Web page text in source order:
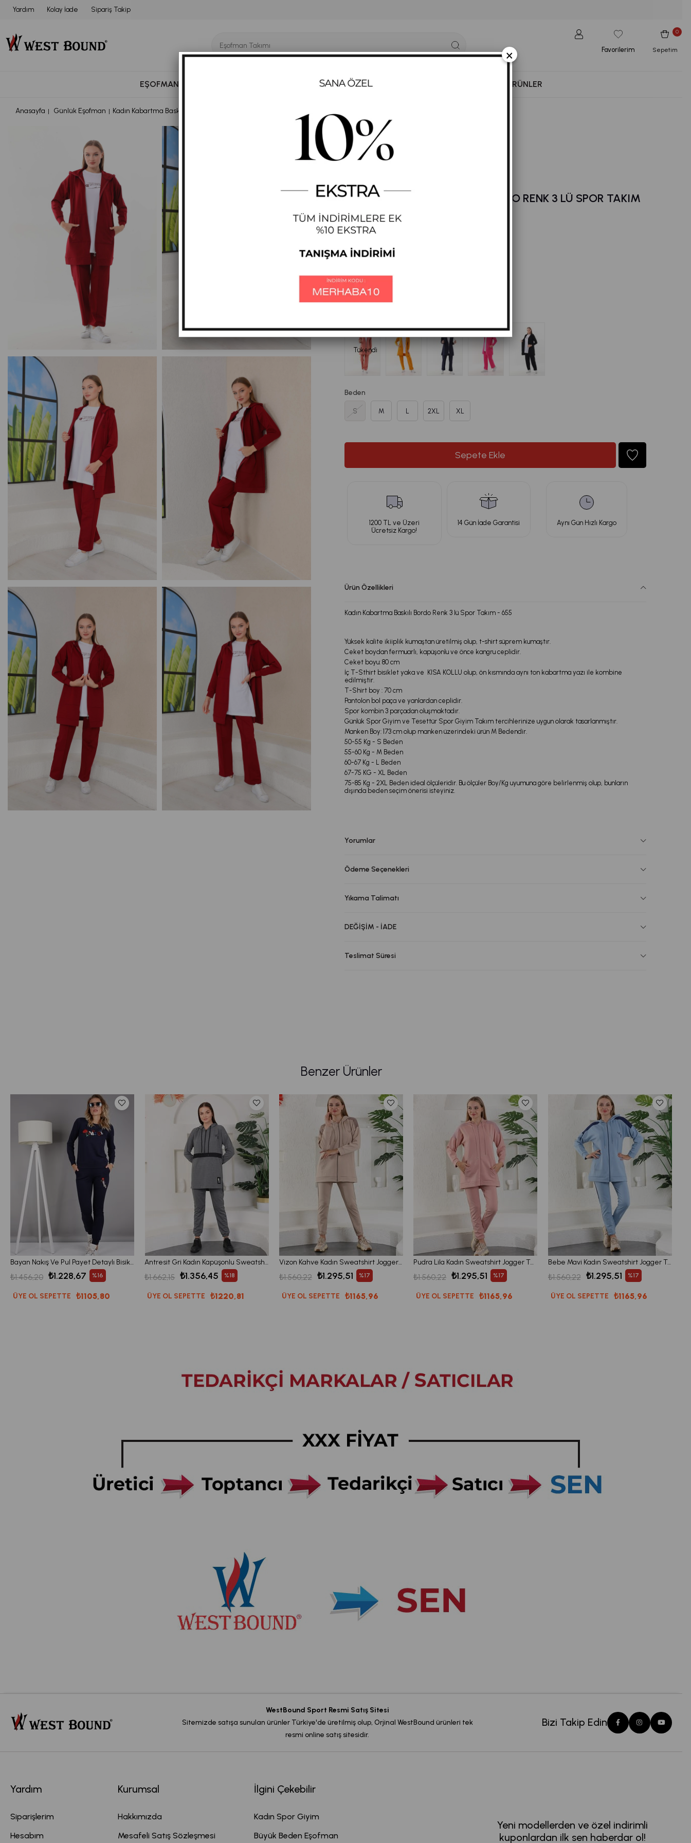
Yardım Kolay İade Sipariş Takip
Sepetim
0
Favorilerim
EŞOFMAN TAKIMI ELBISE SWEATSHIRT YENI ÜRÜNLER
Anasayfa Günlük Eşofman Kadın Kabartma Baskılı Bordo Renk 3 lü Spor Takım
KADIN KABARTMA BASKILI BORDO RENK 3 LÜ SPOR TAKIM
STOK KODU (655)
+DAHA FAZLA
%35
₺3.780,46
ÜYE OL SEPETTE
Tükendi
Beden
S M L 2XL XL
1200 TL ve Üzeri
Ücretsiz Kargo!
14 Gün İade Garantisi Aynı Gün Hızlı Kargo
Ürün Özellikleri
Kadın Kabartma Baskılı Bordo Renk 3 lü Spor Takım - 655
Yüksek kalite ikiiplik kumaştan üretilmiş olup, t-shirt süprem kumaştır.
Ceket boydan fermuarlı, kapüşonlu ve önce kangru ceplidir.
Ceket boyu: 80 cm
İç T-Sthirt bisiklet yaka ve KISA KOLLU olup, ön kısmında aynı ton kabartma yazı ile kombine
edilmiştir.
T-Shirt boy : 70 cm
Pantolon bol paça ve yanlardan ceplidir.
Spor kombin 3 parçadan oluşmaktadır.
Günlük Spor Giyim ve Tesettür Spor Giyim Takım tercihlerinize uygun olarak tasarlanmıştır.
Manken Boy: 173 cm olup manken üzerindeki ürün M Bedendir.
50-55 Kg - S Beden
55-60 Kg - M Beden
60-67 Kg - L Beden
67-75 KG - XL Beden
75-85 Kg - 2XL Beden ideal ölçüleridir. Bu ölçüler Boy/Kg uyumuna göre belirlenmiş olup, bunların
dışında beden seçim önerisi isteyiniz.
Yorumlar
Ödeme Seçenekleri
Yıkama Talimatı
DEĞİŞİM - İADE
Teslimat Süresi
Benzer Ürünler
Bayan Nakış Ve Pul Payet Detaylı Bisiklet Yaka Eşofman Takım
ÜYE OL SEPETTE ₺1105,80
₺1.228,67
₺1.456,20 %16
Antresit Gri Kadın Kapüşonlu Sweatshirt - Jogger Spor Takım Eşofman
ÜYE OL SEPETTE ₺1220,81
₺1.356,45
₺1.662,15 %18
Vizon Kahve Kadın Sweatshirt Jogger Takımı Kapşonlu Fermuarlı Cepli
ÜYE OL SEPETTE ₺1165,96
₺1.295,51
₺1.560,22 %17
Pudra Lila Kadın Sweatshirt Jogger Takımı Kapşonlu Fermuarlı Cepli
ÜYE OL SEPETTE ₺1165,96
₺1.295,51
₺1.560,22 %17
Bebe Mavi Kadın Sweatshirt Jogger Takımı Kapşonlu Fermuarlı Cepli
ÜYE OL SEPETTE ₺1165,96
₺1.295,51
₺1.560,22 %17
WestBound Sport Resmi Satış Sitesi
Sitemizde satışa sunulan ürünler Türkiye'de üretilmiş olup, Orjinal WestBound ürünleri tek
resmi online satış sitesidir.
Bizi Takip Edin
Yardım
Siparişlerim
Hesabım
Kurumsal
Hakkımızda
Mesafeli Satış Sözleşmesi
İlgini Çekebilir
Kadın Spor Giyim
Büyük Beden Eşofman
Yeni modellerden ve özel indirimli
kuponlardan ilk sen haberdar ol!
×